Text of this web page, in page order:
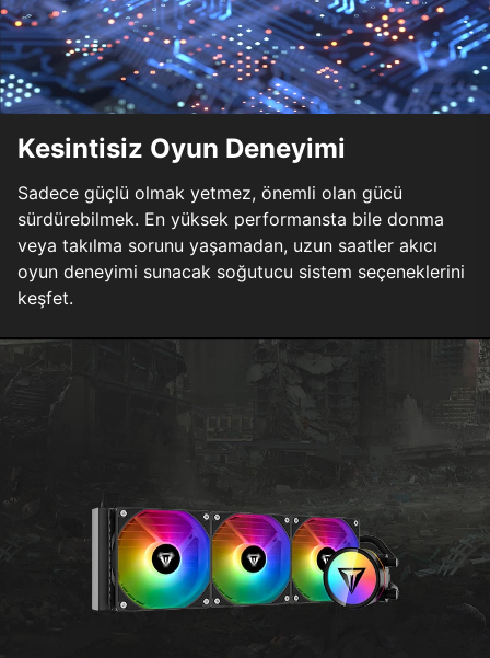
Kesintisiz Oyun Deneyimi
Sadece güçlü olmak yetmez, önemli olan gücü
sürdürebilmek. En yüksek performansta bile donma
veya takılma sorunu yaşamadan, uzun saatler akıcı
oyun deneyimi sunacak soğutucu sistem seçeneklerini
keşfet.